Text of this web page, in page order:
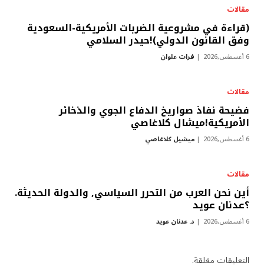
مقالات
(قراءة في مشروعية الضربات الأمريكية-السعودية
وفق القانون الدولي)!حيدر السلامي
6 أغسطس,2026 فرات علوان
مقالات
فضيحة نفاذ صواريخ الدفاع الجوي والذخائر
الأمريكية!ميشال كلاغاصي
6 أغسطس,2026 ميشيل كلاغاصي
مقالات
أين نحن العرب من التحرر السياسي, والدولة الحديثة.
؟عدنان عويد
6 أغسطس,2026 د. عدنان عويد
التعليقات مغلقة.